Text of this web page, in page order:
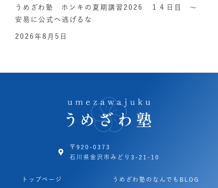
うめざわ塾 ホンキの夏期講習2026 １４日目 ～
安易に公式へ逃げるな
2026年8月5日
〒920-0373
石川県金沢市みどり3-21-10
トップページ うめざわ塾のなんでもBLOG